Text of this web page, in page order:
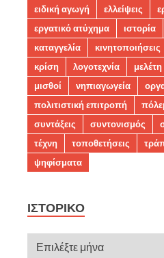
ειδική αγωγή
ελλείψεις
εργατικό ατύχημα
ιστορία
καταγγελία
κινητοποιήσεις
κρίση
λογοτεχνία
μισθοί
νηπιαγωγεία
πολιτιστική επιτροπή
συντάξεις
συντονισμός
τέχνη
τοποθετήσεις
ψηφίσματα
ΙΣΤΟΡΙΚΌ